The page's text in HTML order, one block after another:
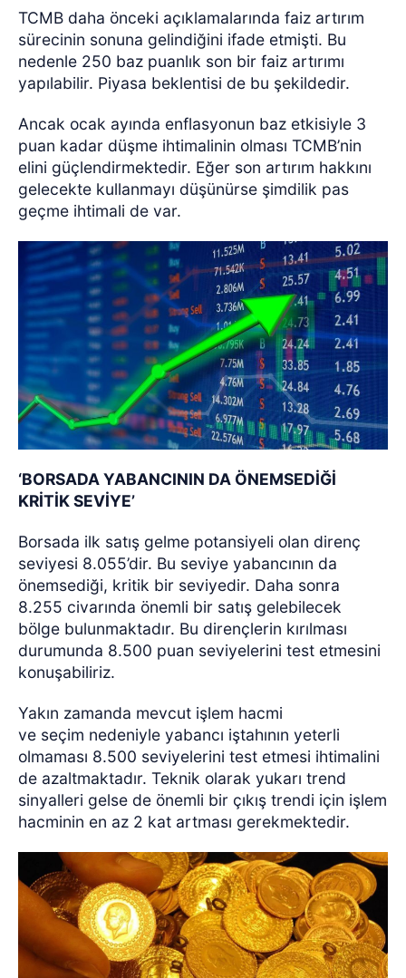
TCMB daha önceki açıklamalarında faiz artırım
sürecinin sonuna gelindiğini ifade etmişti. Bu
nedenle 250 baz puanlık son bir faiz artırımı
yapılabilir. Piyasa beklentisi de bu şekildedir.
Ancak ocak ayında enflasyonun baz etkisiyle 3
puan kadar düşme ihtimalinin olması TCMB’nin
elini güçlendirmektedir. Eğer son artırım hakkını
gelecekte kullanmayı düşünürse şimdilik pas
geçme ihtimali de var.
‘BORSADA YABANCININ DA ÖNEMSEDİĞİ
KRİTİK SEVİYE’
Borsada ilk satış gelme potansiyeli olan direnç
seviyesi 8.055’dir. Bu seviye yabancının da
önemsediği, kritik bir seviyedir. Daha sonra
8.255 civarında önemli bir satış gelebilecek
bölge bulunmaktadır. Bu dirençlerin kırılması
durumunda 8.500 puan seviyelerini test etmesini
konuşabiliriz.
Yakın zamanda mevcut işlem hacmi
ve seçim nedeniyle yabancı iştahının yeterli
olmaması 8.500 seviyelerini test etmesi ihtimalini
de azaltmaktadır. Teknik olarak yukarı trend
sinyalleri gelse de önemli bir çıkış trendi için işlem
hacminin en az 2 kat artması gerekmektedir.